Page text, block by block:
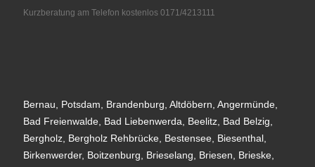
Kurzberatung am Telefon kostenlos 0171/4213111
Bernau, Potsdam, Brandenburg, Altdöbern, Angermünde,
Bad Freienwalde, Bad Liebenwerda, Beelitz, Bad Belzig,
Bergholz, Bergholz Rehbrücke, Bestensee, Biesenthal,
Birkenwerder, Boitzenburg, Brieselang, Briesen, Brieske,